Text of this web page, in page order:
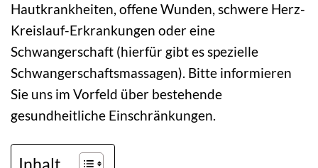
Hautkrankheiten, offene Wunden, schwere Herz-
Kreislauf-Erkrankungen oder eine
Schwangerschaft (hierfür gibt es spezielle
Schwangerschaftsmassagen). Bitte informieren
Sie uns im Vorfeld über bestehende
gesundheitliche Einschränkungen.
Inhalt